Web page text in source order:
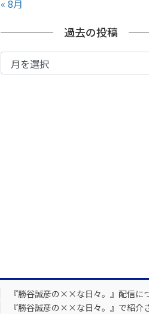
« 8月
過去の投稿
過
去
『勝谷誠彦の××な日々。』配信に
『勝谷誠彦の××な日々。』で紹介